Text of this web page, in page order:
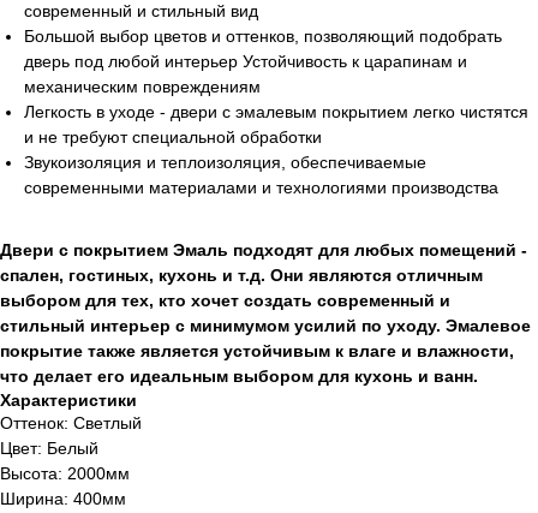
современный и стильный вид
Большой выбор цветов и оттенков, позволяющий подобрать
дверь под любой интерьер Устойчивость к царапинам и
механическим повреждениям
Легкость в уходе - двери с эмалевым покрытием легко чистятся
и не требуют специальной обработки
Звукоизоляция и теплоизоляция, обеспечиваемые
современными материалами и технологиями производства
Двери с покрытием Эмаль подходят для любых помещений -
спален, гостиных, кухонь и т.д. Они являются отличным
выбором для тех, кто хочет создать современный и
стильный интерьер с минимумом усилий по уходу. Эмалевое
покрытие также является устойчивым к влаге и влажности,
что делает его идеальным выбором для кухонь и ванн.
Характеристики
Оттенок: Светлый
Цвет: Белый
Высота: 2000мм
Ширина: 400мм